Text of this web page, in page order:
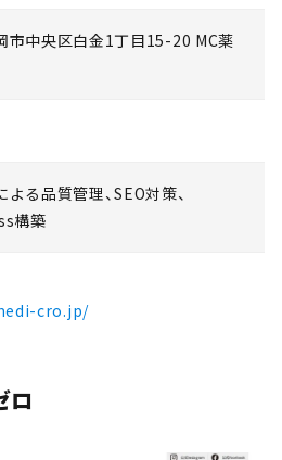
市中央区白金1丁目15-20 MC薬
る品質管理、SEO対策、
構築
cro.jp/
ロ